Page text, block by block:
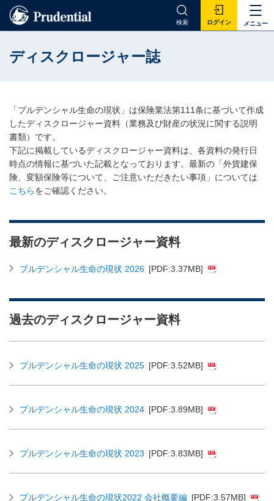
メニュー
検索 ログイン
ディスクロージャー誌
「プルデンシャル生命の現状」は保険業法第111条に基づいて作成
したディスクロージャー資料（業務及び財産の状況に関する説明
書類）です。
下記に掲載しているディスクロージャー資料は、各資料の発行日
時点の情報に基づいた記載となっております。最新の「外貨建保
険、変額保険等について、ご注意いただきたい事項」については
こちらをご確認ください。
最新のディスクロージャー資料
プルデンシャル生命の現状 2026 [PDF:3.37MB]
過去のディスクロージャー資料
プルデンシャル生命の現状 2025 [PDF:3.52MB]
プルデンシャル生命の現状 2024 [PDF:3.89MB]
プルデンシャル生命の現状 2023 [PDF:3.83MB]
プルデンシャル生命の現状2022 会社概要編 [PDF:3.57MB]